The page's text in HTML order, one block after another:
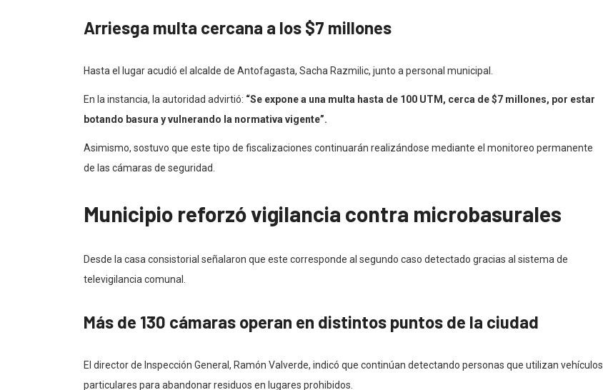
Arriesga multa cercana a los $7 millones
Hasta el lugar acudió el alcalde de Antofagasta, Sacha Razmilic, junto a personal municipal.
En la instancia, la autoridad advirtió: “Se expone a una multa hasta de 100 UTM, cerca de $7 millones, por estar
botando basura y vulnerando la normativa vigente”.
Asimismo, sostuvo que este tipo de fiscalizaciones continuarán realizándose mediante el monitoreo permanente
de las cámaras de seguridad.
Municipio reforzó vigilancia contra microbasurales
Desde la casa consistorial señalaron que este corresponde al segundo caso detectado gracias al sistema de
televigilancia comunal.
Más de 130 cámaras operan en distintos puntos de la ciudad
El director de Inspección General, Ramón Valverde, indicó que continúan detectando personas que utilizan vehículos
particulares para abandonar residuos en lugares prohibidos.